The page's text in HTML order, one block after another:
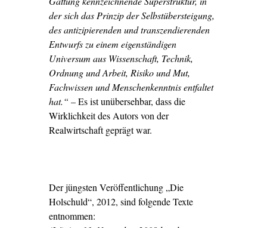
der sich das Prinzip der Selbstübersteigung,
des antizipierenden und transzendierenden
Entwurfs zu einem eigenständigen
Universum aus Wissenschaft, Technik,
Ordnung und Arbeit, Risiko und Mut,
Fachwissen und Menschenkenntnis entfaltet
hat.“ – Es ist unübersehbar, dass die
Wirklichkeit des Autors von der
Realwirtschaft geprägt war.
Der jüngsten Veröffentlichung „Die
Holschuld“, 2012, sind folgende Texte
entnommen: